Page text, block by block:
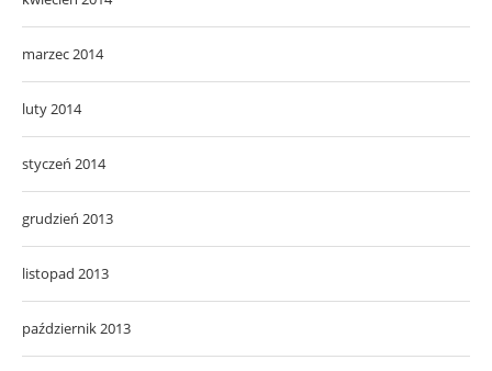
marzec 2014
luty 2014
styczeń 2014
grudzień 2013
listopad 2013
październik 2013